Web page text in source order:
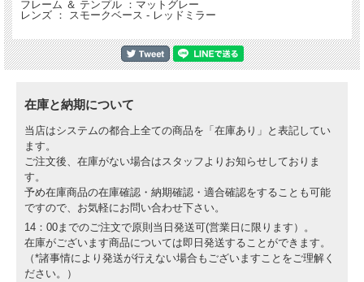
性別：ユニセックス
【キット内容】
防水ハードケース ×１
クリーニングクロス×１
フレーム ＆ テンプル ：マットグレー
レンズ ： スモークベース - レッドミラー
在庫と納期について
当店はシステムの都合上全ての商品を「在庫あり」と表記してい
ます。
ご注文後、在庫がない場合はスタッフよりお知らせしておりま
す。
予め在庫商品の在庫確認・納期確認・適合確認をすることも可能
ですので、お気軽にお問い合わせ下さい。
14：00までのご注文で原則当日発送可(営業日に限ります）。
在庫がございます商品については即日発送することができます。
（*諸事情により発送が行えない場合もございますことをご理解く
ださい。）